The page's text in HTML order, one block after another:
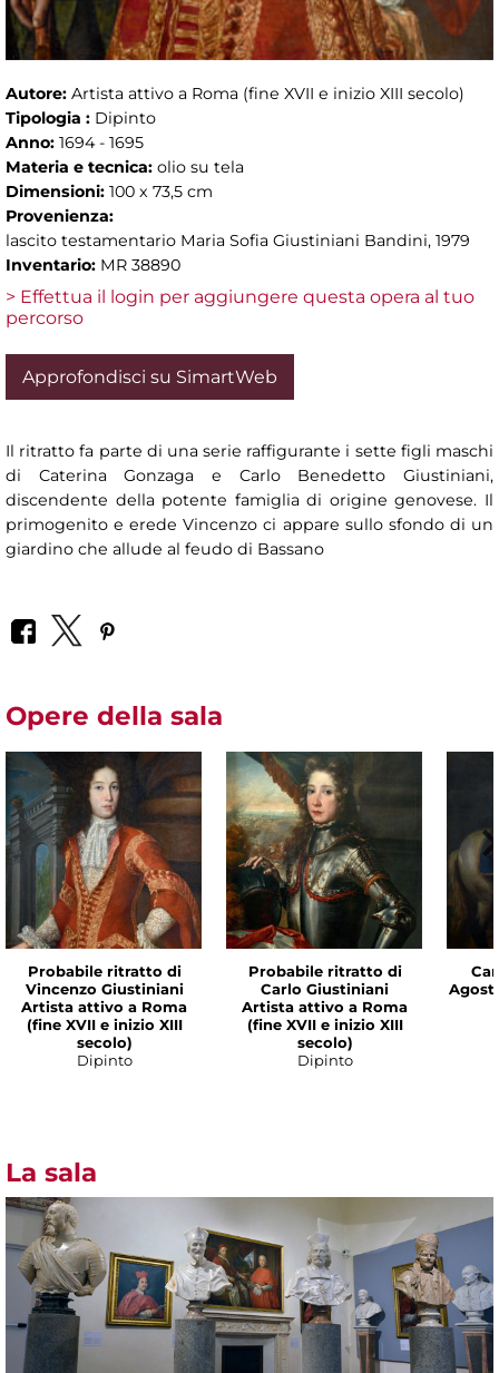
Autore: Artista attivo a Roma (fine XVII e inizio XIII secolo)
Tipologia : Dipinto
Anno: 1694 - 1695
Materia e tecnica: olio su tela
Dimensioni: 100 x 73,5 cm
Provenienza:
lascito testamentario Maria Sofia Giustiniani Bandini, 1979
Inventario: MR 38890
> Effettua il login per aggiungere questa opera al tuo
percorso
Approfondisci su SimartWeb
Il ritratto fa parte di una serie raffigurante i sette figli maschi
di Caterina Gonzaga e Carlo Benedetto Giustiniani,
discendente della potente famiglia di origine genovese. Il
primogenito e erede Vincenzo ci appare sullo sfondo di un
giardino che allude al feudo di Bassano
Opere della sala
Probabile ritratto di
Vincenzo Giustiniani
Artista attivo a Roma
(fine XVII e inizio XIII
secolo)
Dipinto
Probabile ritratto di
Carlo Giustiniani
Artista attivo a Roma
(fine XVII e inizio XIII
secolo)
Dipinto
La sala